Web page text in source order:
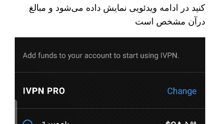
کنید در ادامه ویدئویی نمایش داده می‌شود و مبالغ
درآن مشخص است